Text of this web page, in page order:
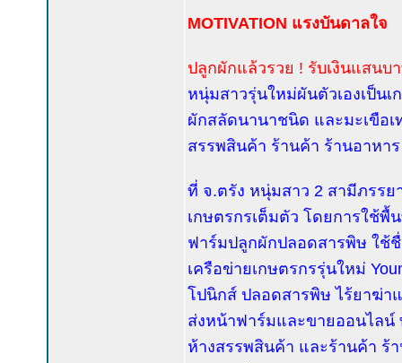
MOTIVATION แรงบันดาลใจ
ปลูกผักแล้วรวย ! รับเงินแสนบ
หนุ่มสาวรุ่นใหม่ผันตัวเองเป็น
ผักสลัดนานาชนิด และมะเขือเ
สรรพสินค้า ร้านค้า ร้านอาหา
ที่ จ.ตรัง หนุ่มสาว 2 สามีภรรย
เกษตรกรเต็มตัว โดยการใช้พื้
ฟาร์มปลูกผักปลอดสารพิษ ใช้ชื่
เครือข่ายเกษตรกรรุ่นใหม่
โปนิกส์ ปลอดสารพิษ ไร้ยาฆ่า
ส่งหน้าฟาร์มและขายออนไล
ห้างสรรพสินค้า และร้านค้า ร้